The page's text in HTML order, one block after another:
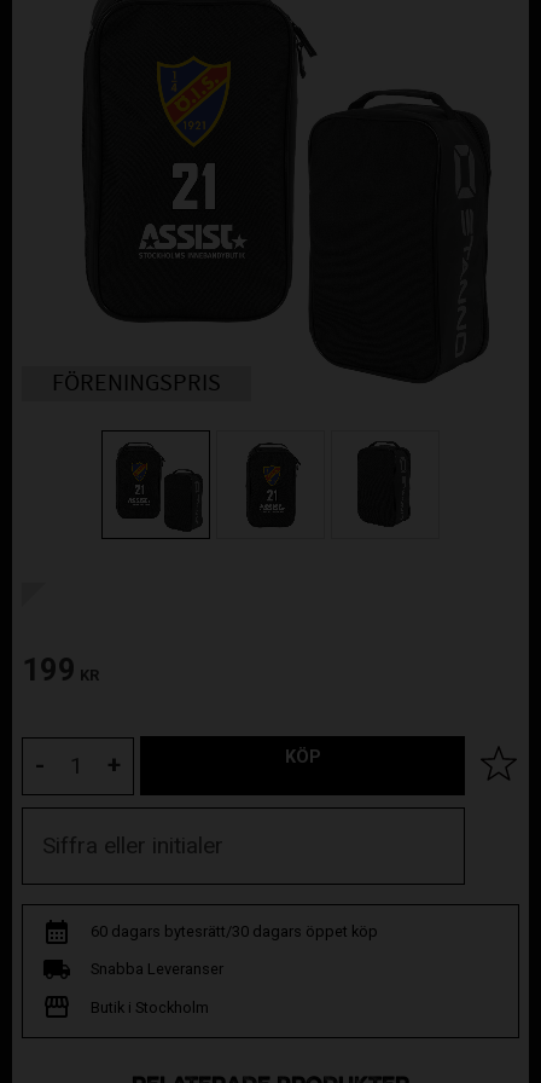
FÖRENINGSPRIS
199 KR
+
- KÖP Lägg
60 dagars bytesrätt/30 dagars öppet köp
Snabba Leveranser
Butik i Stockholm